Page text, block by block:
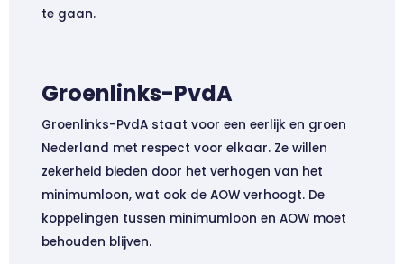
te gaan.
Groenlinks-PvdA
Groenlinks-PvdA staat voor een eerlijk en groen
Nederland met respect voor elkaar. Ze willen
zekerheid bieden door het verhogen van het
minimumloon, wat ook de AOW verhoogt. De
koppelingen tussen minimumloon en AOW moet
behouden blijven.